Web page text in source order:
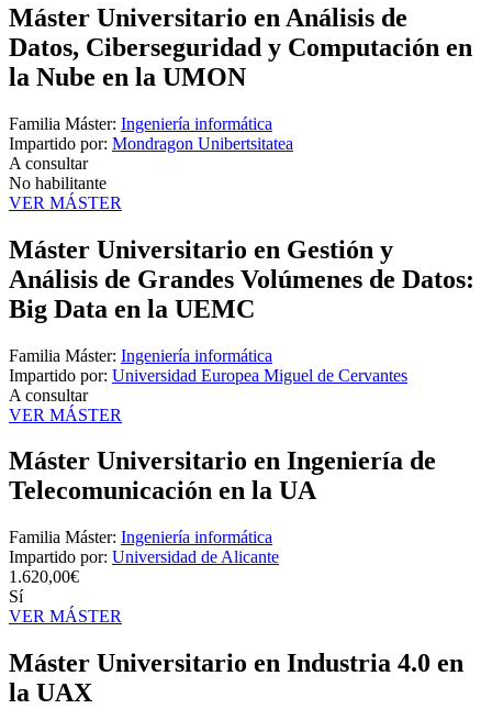
Máster Universitario en Análisis de
Datos, Ciberseguridad y Computación en
la Nube en la UMON
Familia Máster: Ingeniería informática
Impartido por: Mondragon Unibertsitatea
A consultar
No habilitante
VER MÁSTER
Máster Universitario en Gestión y
Análisis de Grandes Volúmenes de Datos:
Big Data en la UEMC
Familia Máster: Ingeniería informática
Impartido por: Universidad Europea Miguel de Cervantes
A consultar
VER MÁSTER
Máster Universitario en Ingeniería de
Telecomunicación en la UA
Familia Máster: Ingeniería informática
Impartido por: Universidad de Alicante
1.620,00€
Sí
VER MÁSTER
Máster Universitario en Industria 4.0 en
la UAX